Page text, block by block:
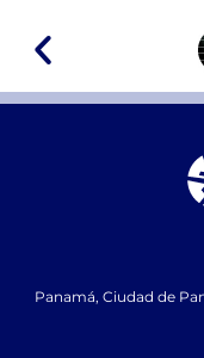
Panamá, Ciudad de